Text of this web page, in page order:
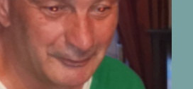
de Monsieur
Biermans
– 22.07.2026
nécrologies